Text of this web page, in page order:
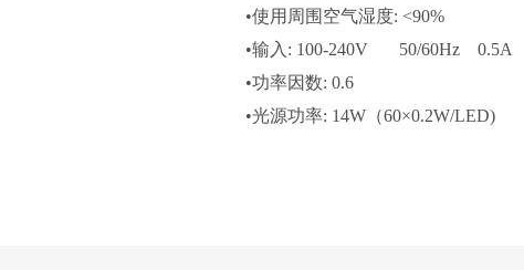
•使用周围空气湿度: <90%
•输入: 100-240V 50/60Hz 0.5A
•功率因数: 0.6
•光源功率: 14W（60×0.2W/LED)